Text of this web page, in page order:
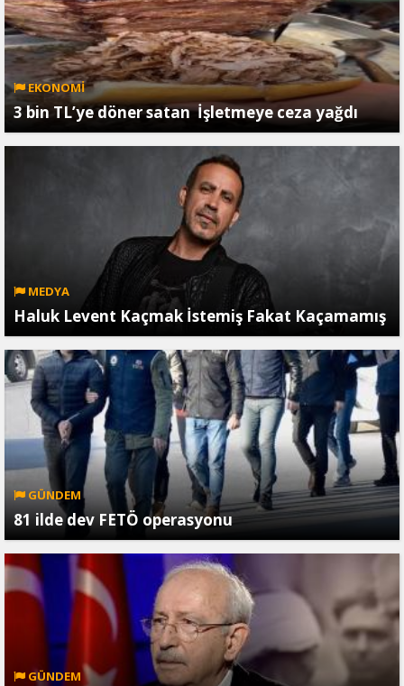
EKONOMİ
3 bin TL’ye döner satan İşletmeye ceza yağdı
MEDYA
Haluk Levent Kaçmak İstemiş Fakat Kaçamamış
GÜNDEM
81 ilde dev FETÖ operasyonu
GÜNDEM